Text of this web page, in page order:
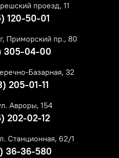
проезд, 11
120-50-01
Приморский пр., 80
305-04-00
Базарная, 32
205-01-11
Авроры, 154
202-02-12
Станционная, 62/1
36-36-580